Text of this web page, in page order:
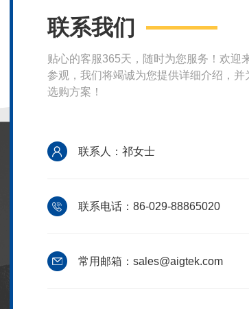
联系我们
贴心的客服365天，随时为您服务！欢迎
参观，我们将竭诚为您提供详细介绍，并
选购方案！
联系人：祁女士
联系电话：86-029-88865020
常用邮箱：sales@aigtek.com